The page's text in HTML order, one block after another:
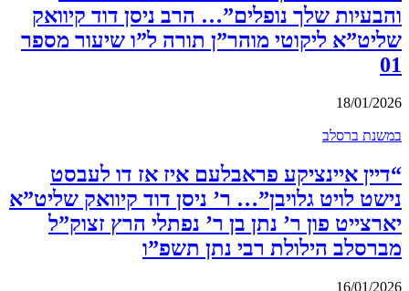
והבעיות שלך נופלים”… הרב ניסן דוד קיוואק
שליט”א ליקוטי מוהר”ן תורה ל”ו שיעור מספר
01
18/01/2026
במשנת ברסלב
“דיין איינציקע פראבלעם איז אז דו לעבסט
נישט לויט גלויבן”… ר’ ניסן דוד קיוואק שליט”א
יארצייט פון ר’ נתן בן ר’ נפתלי הרץ זצוק”ל
מברסלב הילולת רבי נתן תשפ”ו
16/01/2026